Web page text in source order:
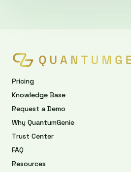
Pricing
Knowledge Base
Request a Demo
Why QuantumGenie
Trust Center
FAQ
Resources